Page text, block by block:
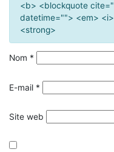
<b> <blockquote
datetime=""> <em>
<strong>
Nom *
E-mail *
Site web